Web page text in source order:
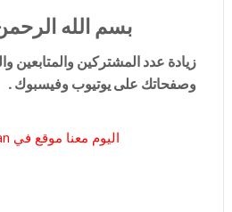
بسم الله
زيادة عدد المشتركين والمتابعين
وصفحاتك على يوتيوب وفيسبوك .
اليوم معنا موقع في hashocean